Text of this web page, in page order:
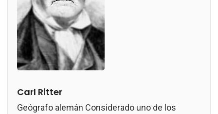
Carl Ritter
Geógrafo alemán Considerado uno de los